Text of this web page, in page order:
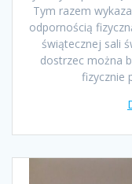
Tym razem
odpornością
świątecznej sali
dostrzec można
fizycznie